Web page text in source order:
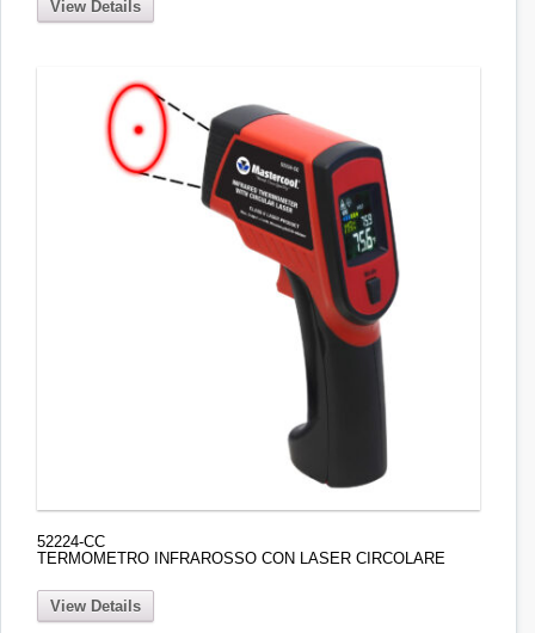
View Details
52224-CC
TERMOMETRO INFRAROSSO CON LASER CIRCOLARE
View Details